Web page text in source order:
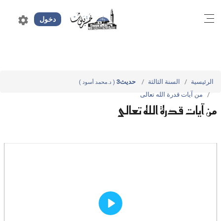
دخول settings
الرئيسية السنة الثالثة حديث3 ( د.محمد أسود )
من آيات قدرة الله تعالى
من آيات قدرة الله تعالى
Play